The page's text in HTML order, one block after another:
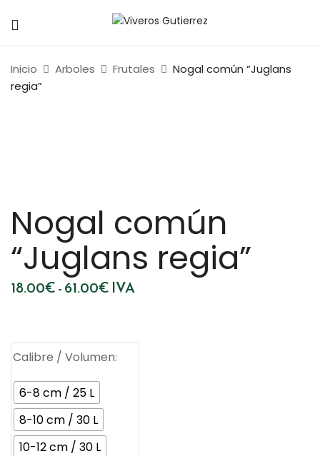
Inicio Arboles Frutales
Nogal común “Juglans
regia”
Nogal común
“Juglans regia”
18.00€-61.00€ Rango
de
hasta
61.00€
IVA
Calibre / Volumen
6-8 cm / 25 L
8-10 cm / 30 L
10-12 cm / 30 L